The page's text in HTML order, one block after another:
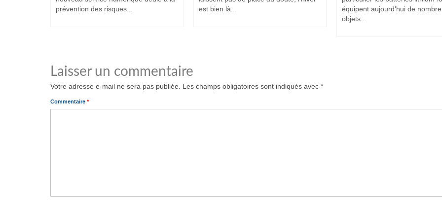
prévention des risques...
est bien là...
équipent aujourd’hui de
objets...
Laisser un commentaire
Votre adresse e-mail ne sera pas publiée. Les champs obligatoires sont indiqués avec *
Commentaire *